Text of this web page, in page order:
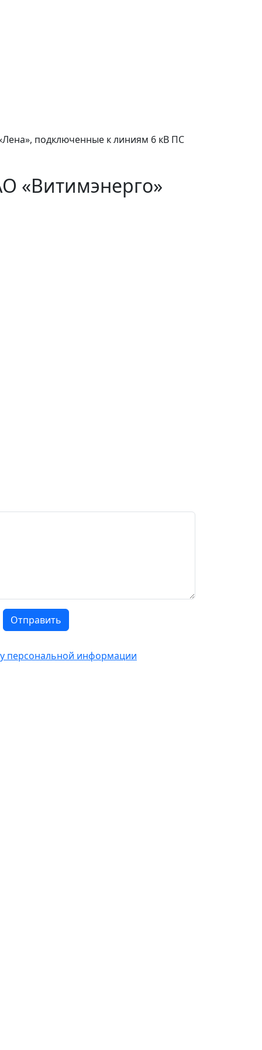
подключенные к линиям 6 кВ ПС
«Витимэнерго»
Отправить
персональной информации